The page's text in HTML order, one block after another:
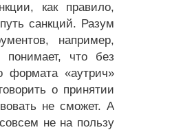
как правило,
санкций. Разум
например,
понимает, что без
формата «аутрич»
о принятии
не сможет. А
не на пользу